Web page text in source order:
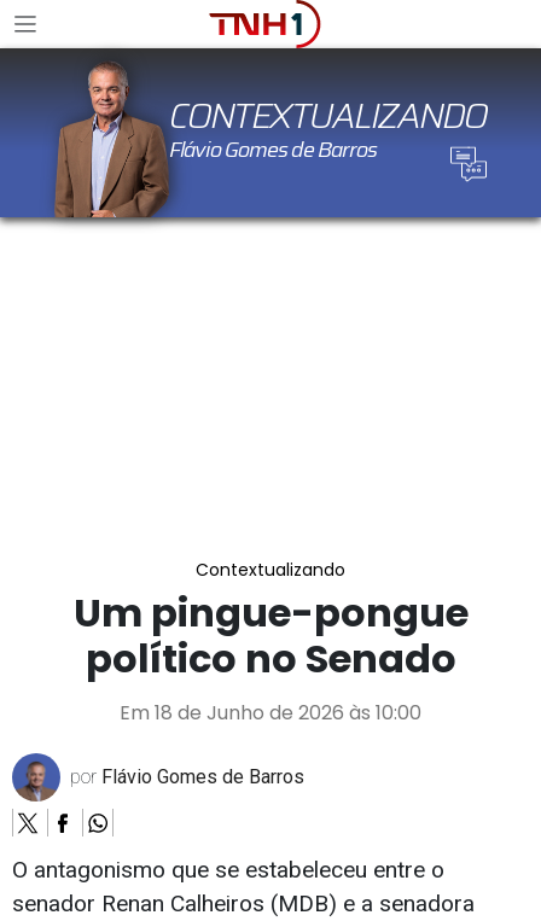
CONTEXTUALIZANDO
Contextualizando
Um pingue-pongue
político no Senado
Em 18 de Junho de 2026 às 10:00
por Flávio Gomes de Barros
O antagonismo que se estabeleceu entre o
senador Renan Calheiros (MDB) e a senadora